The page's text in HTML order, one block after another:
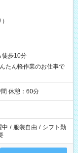
徒歩10分
たん軽作業のお仕事で
間 休憩：60分
中 / 服装自由 / シフト勤